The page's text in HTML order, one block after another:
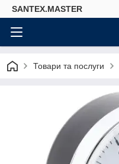
SANTEX.MASTER
Товари та послуги